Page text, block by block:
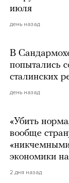
июля
день назад
В
попытались
сталинских
день назад
«Убить
вообще
экономики
2 дня назад